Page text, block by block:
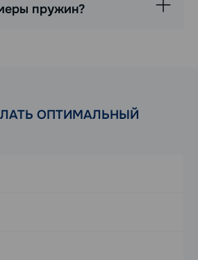
пружин?
ОПТИМАЛЬНЫЙ